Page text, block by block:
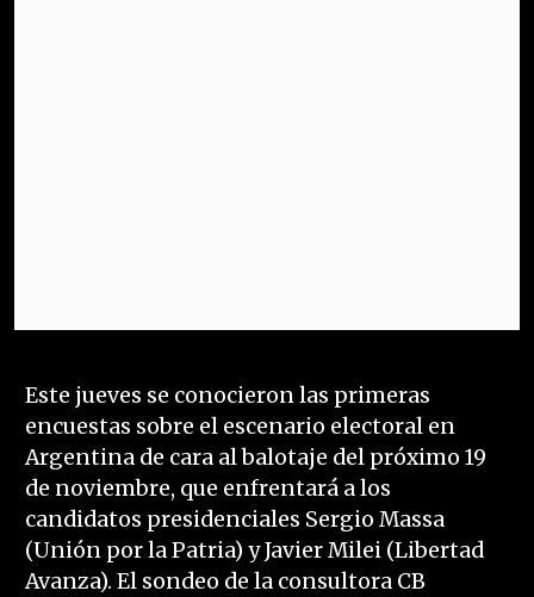
Este jueves se conocieron las primeras
encuestas sobre el escenario electoral en
Argentina de cara al balotaje del próximo 19
de noviembre, que enfrentará a los
candidatos presidenciales Sergio Massa
(Unión por la Patria) y Javier Milei (Libertad
Avanza). El sondeo de la consultora CB